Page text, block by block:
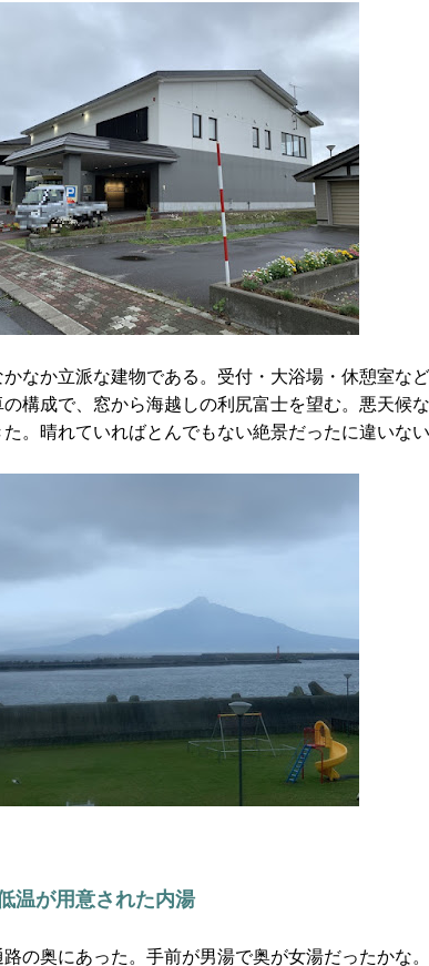
かなか立派な建物である。受付・大浴場・休憩室な
構成で、窓から海越しの利尻富士を望む。悪天候
。晴れていればとんでもない絶景だったに違いない
温が用意された内湯
路の奥にあった。手前が男湯で奥が女湯だったかな